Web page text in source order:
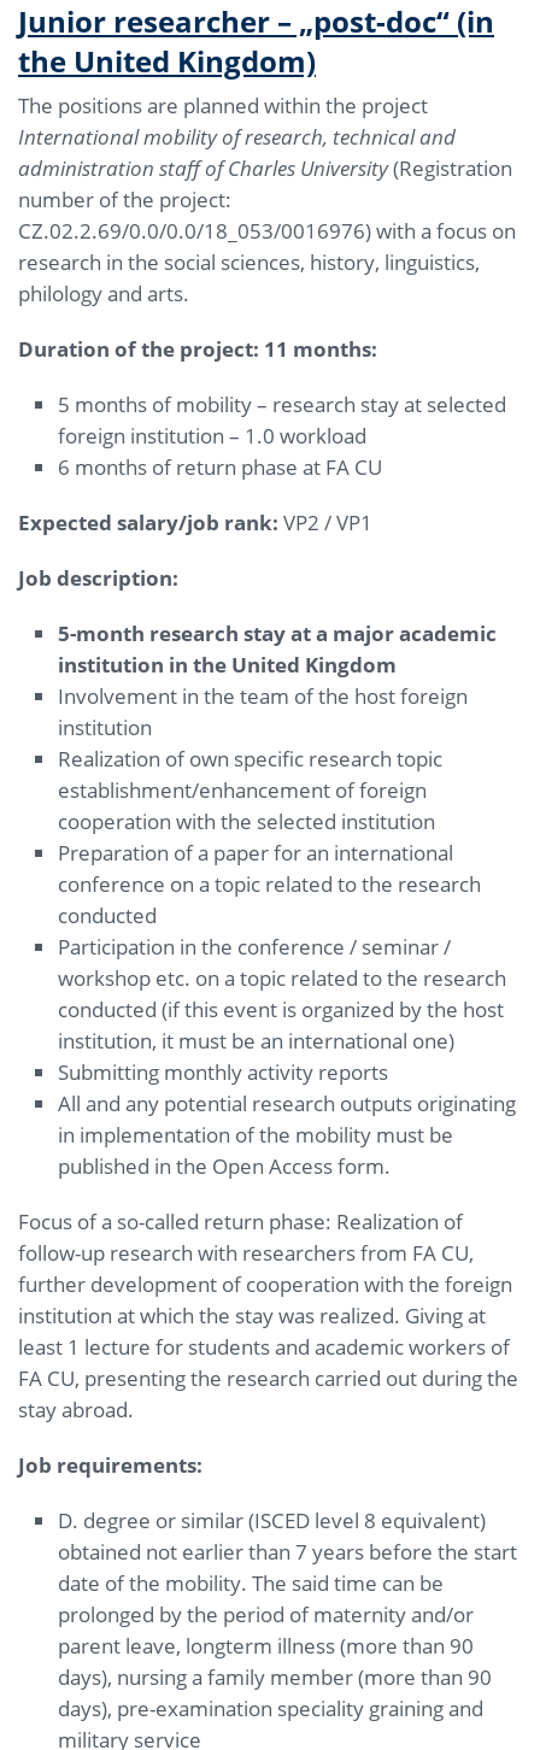
Junior researcher – „post-doc“ (in
the United Kingdom)
The positions are planned within the project
International mobility of research, technical and
administration staff of Charles University(Registration
number of the project:
CZ.02.2.69/0.0/0.0/18_053/0016976) with a focus on
research in the social sciences, history, linguistics,
philology and arts.
Duration of the project: 11 months:
5 months of mobility – research stay at selected
foreign institution – 1.0 workload
6 months of return phase at FA CU
Expected salary/job rank: VP2 / VP1
Job description:
5-month research stay at a major academic
institution in the United Kingdom
Involvement in the team of the host foreign
institution
Realization of own specific research topic
establishment/enhancement of foreign
cooperation with the selected institution
Preparation of a paper for an international
conference on a topic related to the research
conducted
Participation in the conference / seminar /
workshop etc. on a topic related to the research
conducted (if this event is organized by the host
institution, it must be an international one)
Submitting monthly activity reports
All and any potential research outputs originating
in implementation of the mobility must be
published in the Open Access form.
Focus of a so-called return phase: Realization of
follow-up research with researchers from FA CU,
further development of cooperation with the foreign
institution at which the stay was realized. Giving at
least 1 lecture for students and academic workers of
FA CU, presenting the research carried out during the
stay abroad.
Job requirements:
D. degree or similar (ISCED level 8 equivalent)
obtained not earlier than 7 years before the start
date of the mobility. The said time can be
prolonged by the period of maternity and/or
parent leave, longterm illness (more than 90
days), nursing a family member (more than 90
days), pre-examination speciality graining and
military service